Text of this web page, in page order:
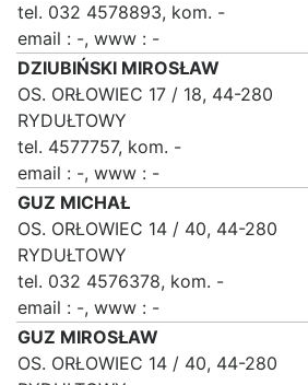
tel. 032 4578893, kom. -
email : -, www : -
DZIUBIŃSKI MIROSŁAW
OS. ORŁOWIEC 17 / 18, 44-280
RYDUŁTOWY
tel. 4577757, kom. -
email : -, www : -
GUZ MICHAŁ
OS. ORŁOWIEC 14 / 40, 44-280
RYDUŁTOWY
tel. 032 4576378, kom. -
email : -, www : -
GUZ MIROSŁAW
OS. ORŁOWIEC 14 / 40, 44-280